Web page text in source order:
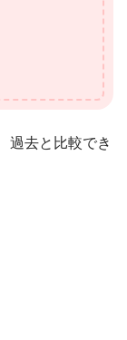
過去と比較でき